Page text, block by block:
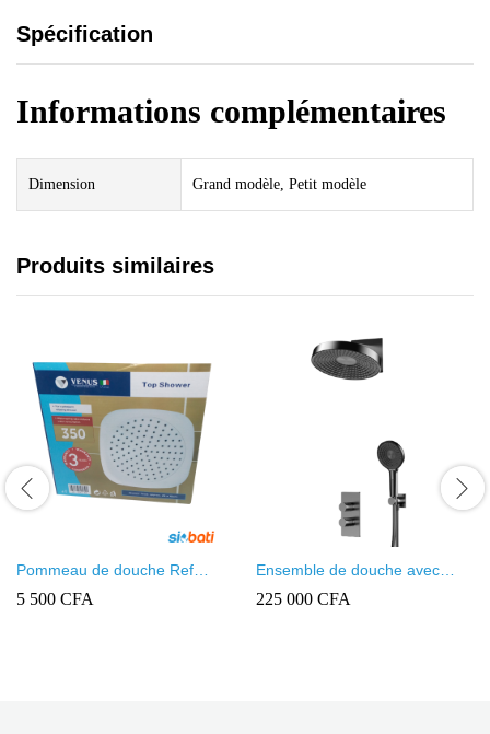
quantity
Spécification
Informations complémentaires
Dimension Grand modèle, Petit modèle
Produits similaires
Pommeau de douche Ref
venus
5 500 CFA
Ensemble de douche avec
pommeau mural de luxe
225 000 CFA